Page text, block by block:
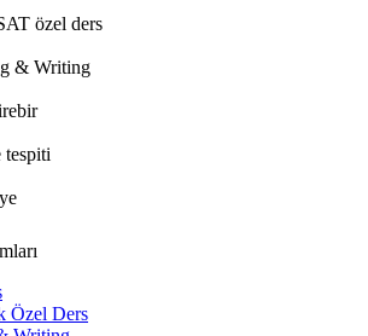
özel ders
& Writing
tespiti
Özel Ders